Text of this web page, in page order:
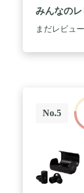
鼓膜をふる
耳が疲れに
ません。本
して、完全
売り。お手
続のうえ充
ておりませ
に取り付け
調整しやす
機能付き（
コン マイク
で会話する
みんなの
まだレビュ
No.5